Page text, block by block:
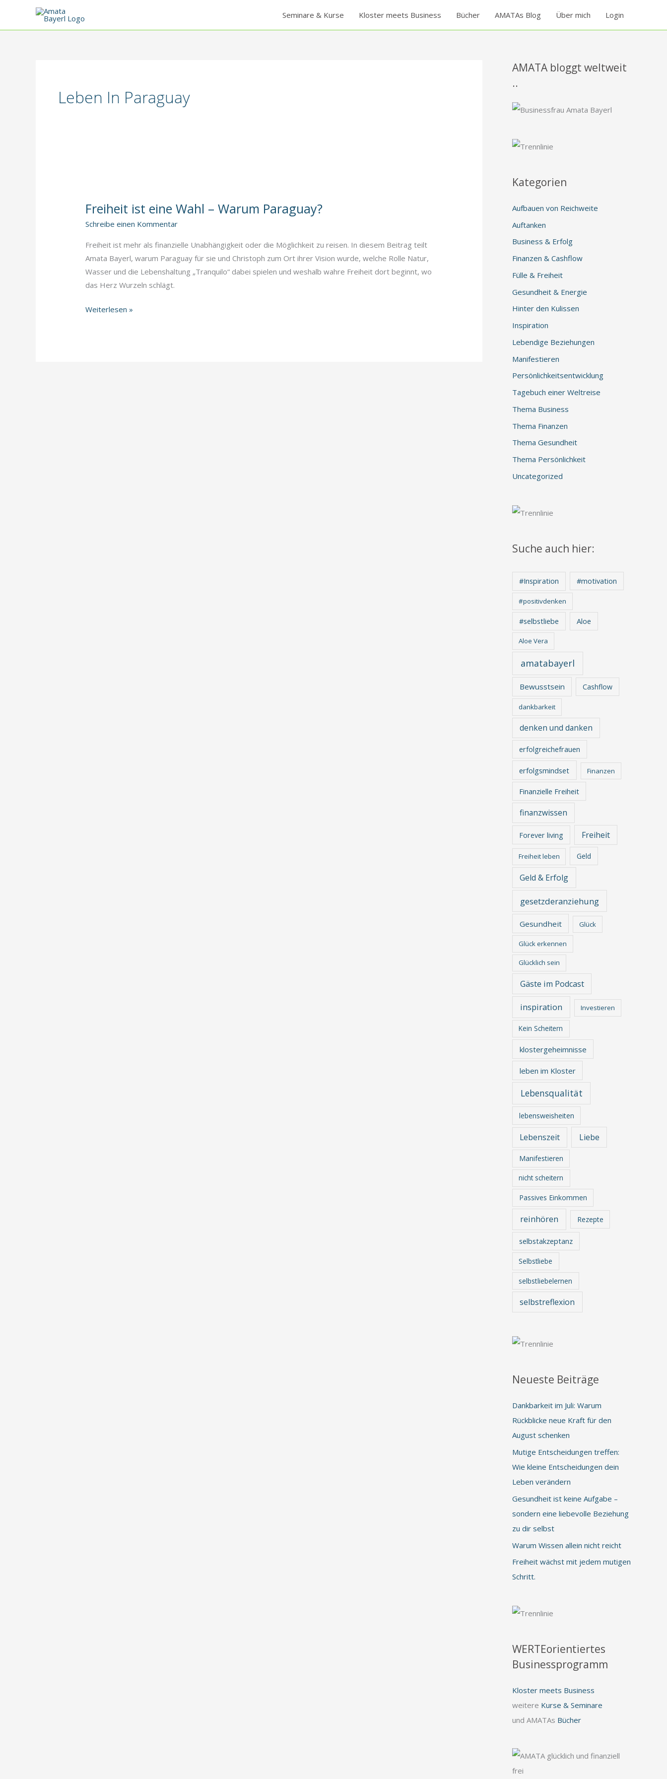
springen
Seminare & Kurse Kloster meets Business Bücher AMATAs Blog Über mich Login
Leben In Paraguay
Freiheit ist eine Wahl – Warum Paraguay?
Schreibe einen Kommentar
Freiheit ist mehr als finanzielle Unabhängigkeit oder die Möglichkeit zu reisen. In diesem Beitrag teilt
Amata Bayerl, warum Paraguay für sie und Christoph zum Ort ihrer Vision wurde, welche Rolle Natur,
Wasser und die Lebenshaltung „Tranquilo“ dabei spielen und weshalb wahre Freiheit dort beginnt, wo
das Herz Wurzeln schlägt.
Freiheit
Weiterlesen »
AMATA bloggt weltweit
..
Kategorien
Aufbauen von Reichweite
Auftanken
Business & Erfolg
Finanzen & Cashflow
Fülle & Freiheit
Gesundheit & Energie
Hinter den Kulissen
Inspiration
Lebendige Beziehungen
Manifestieren
Persönlichkeitsentwicklung
Tagebuch einer Weltreise
Thema Business
Thema Finanzen
Thema Gesundheit
Thema Persönlichkeit
Uncategorized
Suche auch hier:
#Inspiration #motivation
#positivdenken
#selbstliebe Aloe
Aloe Vera
amatabayerl
Bewusstsein Cashflow
dankbarkeit
denken und danken
erfolgreichefrauen
erfolgsmindset Finanzen
Finanzielle Freiheit
finanzwissen
Forever living Freiheit
Freiheit leben Geld
Geld & Erfolg
gesetzderanziehung
Gesundheit Glück
Glück erkennen
Glücklich sein
Gäste im Podcast
inspiration Investieren
Kein Scheitern
klostergeheimnisse
leben im Kloster
Lebensqualität
lebensweisheiten
Lebenszeit Liebe
Manifestieren
nicht scheitern
Passives Einkommen
reinhören Rezepte
selbstakzeptanz
Selbstliebe
selbstliebelernen
selbstreflexion
Neueste Beiträge
Dankbarkeit im Juli: Warum
Rückblicke neue Kraft für den
August schenken
Mutige Entscheidungen treffen:
Wie kleine Entscheidungen dein
Leben verändern
Gesundheit ist keine Aufgabe –
sondern eine liebevolle Beziehung
zu dir selbst
Warum Wissen allein nicht reicht
Freiheit wächst mit jedem mutigen
Schritt.
WERTEorientiertes
Businessprogramm
Kloster meets Business
weitere Kurse & Seminare
und AMATAs Bücher